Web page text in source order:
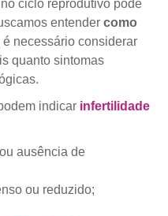
ciclo reprodutivo pode
entender como
é necessário considerar
quanto sintomas
indicar infertilidade
ausência de
ou reduzido;